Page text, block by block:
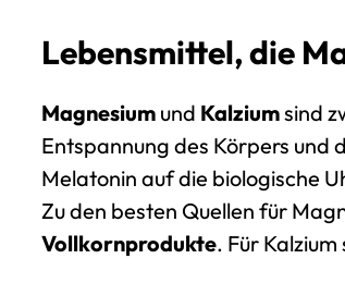
Lebensmittel, die
Magnesium und Kalziumsind
Entspannung des Körpers und
Melatonin auf die biologische
Zu den besten Quellen für
Vollkornprodukte. Für Kalzium